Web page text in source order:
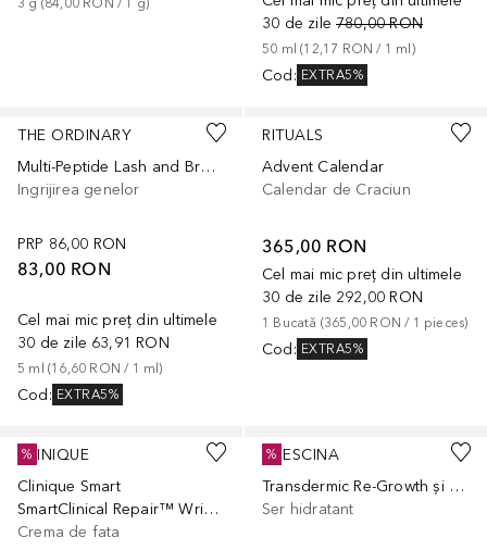
3 g (84,00 RON / 1 g)
30 de zile 780,00 RON
50 ml (12,17 RON / 1 ml )
Cod : EXTRA5%
THE ORDINARY
Multi-Peptide Lash and Brow Serum
Ingrijirea genelor
PRP 86,00 RON
83,00 RON
Cel mai mic preț din ultimele
30 de zile 63,91 RON
5 ml (16,60 RON / 1 ml)
Cod : EXTRA5%
RITUALS
Advent Calendar
Calendar de Craciun
365,00 RON
Cel mai mic preț din ultimele
30 de zile 292,00 RON
1 Bucată (365,00 RON / 1 pieces)
Cod : EXTRA5%
CLINIQUE
Clinique Smart
SmartClinical Repair™ Wrinkle Correcting Cream
Crema de fata
%
CRESCINA
Transdermic Re-Growth și Anti-hair Loss 1300 Women
Ser hidratant
%